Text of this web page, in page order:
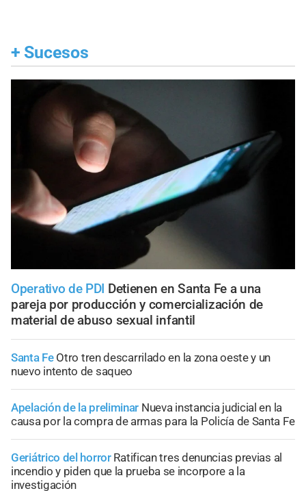
+ Sucesos
Operativo de PDI Detienen en Santa Fe a una
pareja por producción y comercialización de
material de abuso sexual infantil
Santa Fe Otro tren descarrilado en la zona oeste y un
nuevo intento de saqueo
Apelación de la preliminar Nueva instancia judicial en la
causa por la compra de armas para la Policía de Santa Fe
Geriátrico del horror Ratifican tres denuncias previas al
incendio y piden que la prueba se incorpore a la
investigación